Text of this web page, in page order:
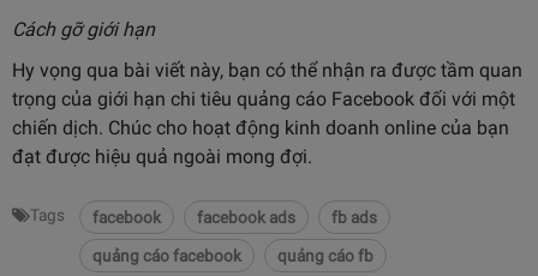
Cách gỡ giới hạn
Hy vọng qua bài viết này, bạn có thể nhận ra được tầm quan
trọng của giới hạn chi tiêu quảng cáo Facebook đối với một
chiến dịch. Chúc cho hoạt động kinh doanh online của bạn
đạt được hiệu quả ngoài mong đợi.
Tags facebook facebook ads
fb ads
quảng cáo facebook
quảng cáo fb